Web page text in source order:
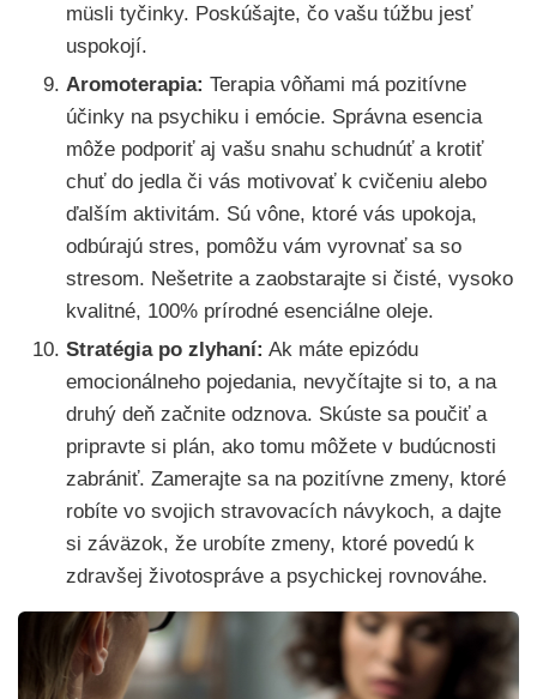
müsli tyčinky. Poskúšajte, čo vašu túžbu jesť
uspokojí.
Aromoterapia: Terapia vôňami má pozitívne
účinky na psychiku i emócie. Správna esencia
môže podporiť aj vašu snahu schudnúť a krotiť
chuť do jedla či vás motivovať k cvičeniu alebo
ďalším aktivitám. Sú vône, ktoré vás upokoja,
odbúrajú stres, pomôžu vám vyrovnať sa so
stresom. Nešetrite a zaobstarajte si čisté, vysoko
kvalitné, 100% prírodné esenciálne oleje.
Stratégia po zlyhaní: Ak máte epizódu
emocionálneho pojedania, nevyčítajte si to, a na
druhý deň začnite odznova. Skúste sa poučiť a
pripravte si plán, ako tomu môžete v budúcnosti
zabrániť. Zamerajte sa na pozitívne zmeny, ktoré
robíte vo svojich stravovacích návykoch, a dajte
si záväzok, že urobíte zmeny, ktoré povedú k
zdravšej životospráve a psychickej rovnováhe.